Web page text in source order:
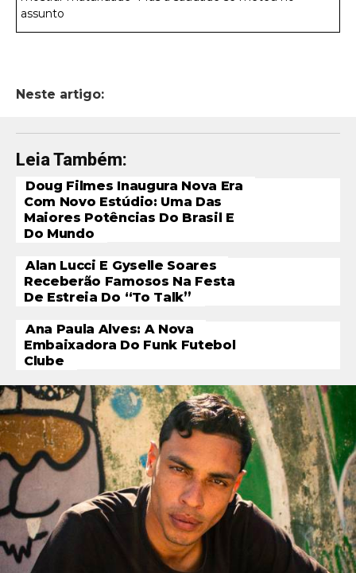
assunto
Neste artigo:
Leia Também:
Doug Filmes Inaugura Nova Era
Com Novo Estúdio: Uma Das
Maiores Potências Do Brasil E
Do Mundo
Alan Lucci E Gyselle Soares
Receberão Famosos Na Festa
De Estreia Do “To Talk”
Ana Paula Alves: A Nova
Embaixadora Do Funk Futebol
Clube